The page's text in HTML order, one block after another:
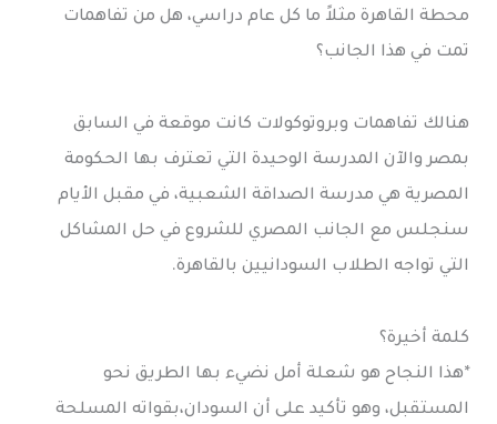
محطة القاهرة مثلاً ما كل عام دراسي، هل من تفاهمات
تمت في هذا الجانب؟
هنالك تفاهمات وبروتوكولات كانت موقعة في السابق
بمصر والآن المدرسة الوحيدة التي تعترف بها الحكومة
المصرية هي مدرسة الصداقة الشعبية، في مقبل الأيام
سنجلس مع الجانب المصري للشروع في حل المشاكل
التي تواجه الطلاب السودانيين بالقاهرة.
كلمة أخيرة؟
*هذا النجاح هو شعلة أمل نضيء بها الطريق نحو
المستقبل، وهو تأكيد على أن السودان،بقواته المسلحة